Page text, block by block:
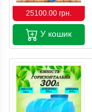
25100.00 грн.
У кошик